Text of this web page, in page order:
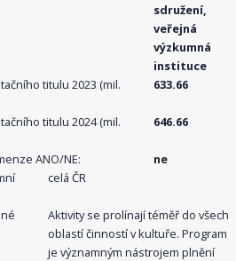
sdružení,
veřejná
výzkumná
instituce
titulu 2023 (mil.
633.66
titulu 2024 (mil.
646.66
ANO/NE:
ne
celá ČR
Aktivity se prolínají téměř do všech
oblastí činností v kultuře. Program
je významným nástrojem plnění